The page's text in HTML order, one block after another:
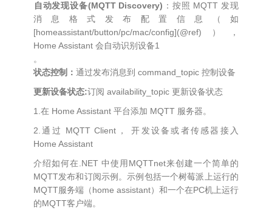
自动发现设备(MQTT Discovery)​​ ：按照 MQTT 发现
消息格式发布配置信息（如
[homeassistant/button/pc/mac/config](@ref)），
Home Assistant 会自动识别设备1
。
状态控制​​： 通过发布消息到 command_topic 控制设备
更新设备状态:订阅 availability_topic 更新设备状态
1.在 Home Assistant 平台添加 MQTT 服务器。
2.通过 MQTT Client， 开发设备或者传感器接入
Home Assistant
介绍如何在.NET 中使用MQTTnet来创建一个简单的
MQTT发布和订阅示例。示例包括一个树莓派上运行的
MQTT服务端（home assistant）和一个在PC机上运行
的MQTT客户端。